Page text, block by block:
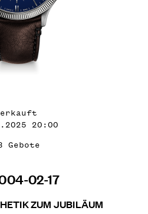
20:00
Gebote
02-17
ZUM JUBILÄUM